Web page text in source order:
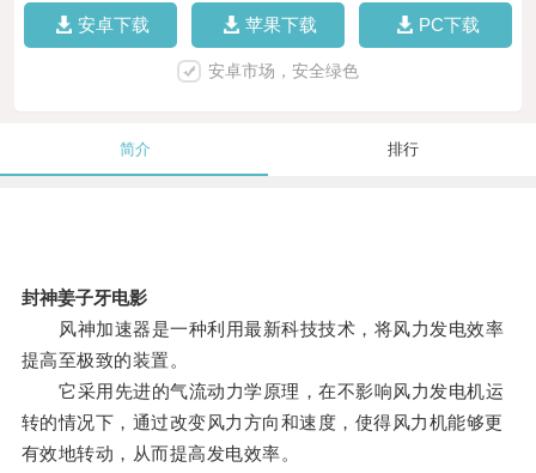
安卓下载 苹果下载 PC下载
安卓市场，安全绿色
简介 排行
封神姜子牙电影
风神加速器是一种利用最新科技技术，将风力发电效率
提高至极致的装置。
它采用先进的气流动力学原理，在不影响风力发电机运
转的情况下，通过改变风力方向和速度，使得风力机能够更
有效地转动，从而提高发电效率。